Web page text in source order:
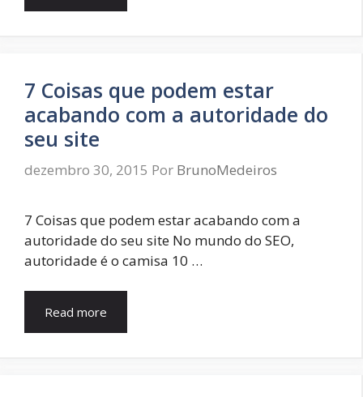
7 Coisas que podem estar
acabando com a autoridade do
seu site
dezembro 30, 2015 Por BrunoMedeiros
7 Coisas que podem estar acabando com a
autoridade do seu site No mundo do SEO,
autoridade é o camisa 10 …
Read more